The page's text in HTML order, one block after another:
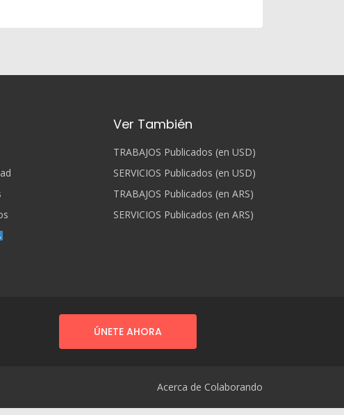
Ver También
TRABAJOS Publicados (en USD)
SERVICIOS Publicados (en USD)
TRABAJOS Publicados (en ARS)
SERVICIOS Publicados (en ARS)
ÚNETE AHORA
Acerca de Colaborando